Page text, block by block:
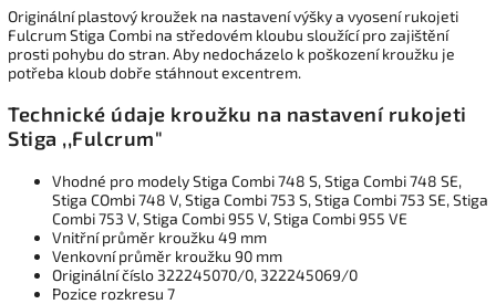
Originální plastový kroužek na nastavení výšky a vyosení rukojeti
Fulcrum Stiga Combi na středovém kloubu sloužící pro zajištění
prosti pohybu do stran. Aby nedocházelo k poškození kroužku je
potřeba kloub dobře stáhnout excentrem.
Technické údaje kroužku na nastavení rukojeti
Stiga ,,Fulcrum"
Vhodné pro modely Stiga Combi 748 S, Stiga Combi 748 SE,
Stiga COmbi 748 V, Stiga Combi 753 S, Stiga Combi 753 SE, Stiga
Combi 753 V, Stiga Combi 955 V, Stiga Combi 955 VE
Vnitřní průměr kroužku 49 mm
Venkovní průměr kroužku 90 mm
Originální číslo 322245070/0, 322245069/0
Pozice rozkresu 7